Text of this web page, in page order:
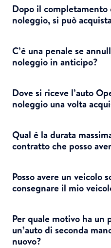
Dopo il
noleggio, si può
C’è una penale se
noleggio in anticipo?
Dove si riceve l’auto
noleggio una volta
Qual è la durata
contratto che posso
Posso avere un veicolo
consegnare il mio
Per quale motivo ha un
un’auto di seconda
nuovo?